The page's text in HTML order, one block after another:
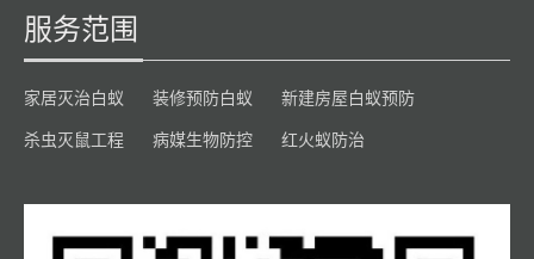
服务范围
家居灭治白蚁 装修预防白蚁 新建房屋白蚁预防
杀虫灭鼠工程 病媒生物防控 红火蚁防治